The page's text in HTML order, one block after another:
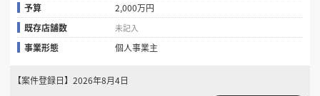
予算
2,000万円
既存店舗数
未記入
事業形態 個人事業主
【案件登録日】 2026年8月4日